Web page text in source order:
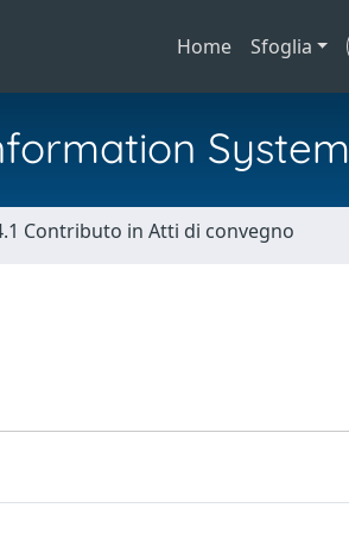
Home Sfoglia
System
Contributo in Atti di convegno